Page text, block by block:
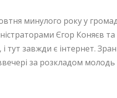
минулого року у
Єгор Коняєв
тут завжди є інтернет.
ввечері за розкладом